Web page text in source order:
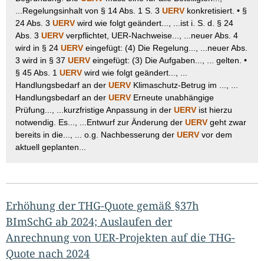
...Regelungsinhalt von § 14 Abs. 1 S. 3 UERV konkretisiert. • §
24 Abs. 3 UERV wird wie folgt geändert..., ...ist i. S. d. § 24
Abs. 3 UERV verpflichtet, UER-Nachweise..., ...neuer Abs. 4
wird in § 24 UERV eingefügt: (4) Die Regelung..., ...neuer Abs.
3 wird in § 37 UERV eingefügt: (3) Die Aufgaben..., ... gelten. •
§ 45 Abs. 1 UERV wird wie folgt geändert..., ...
Handlungsbedarf an der UERV Klimaschutz-Betrug im ..., ...
Handlungsbedarf an der UERV Erneute unabhängige
Prüfung..., ...kurzfristige Anpassung in der UERV ist hierzu
notwendig. Es..., ...Entwurf zur Änderung der UERV geht zwar
bereits in die..., ... o.g. Nachbesserung der UERV vor dem
aktuell geplanten...
Erhöhung der THG-Quote gemäß §37h
BImSchG ab 2024; Auslaufen der
Anrechnung von UER-Projekten auf die THG-
Quote nach 2024